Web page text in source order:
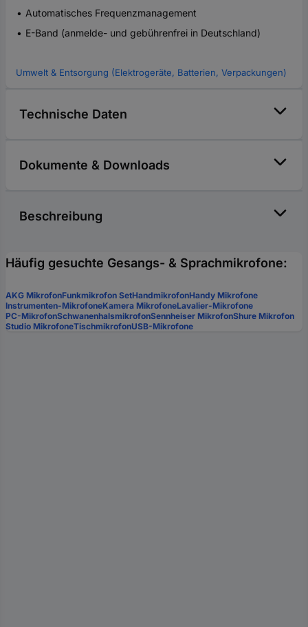
Automatisches Frequenzmanagement
E-Band (anmelde- und gebührenfrei in Deutschland)
Umwelt & Entsorgung (Elektrogeräte, Batterien, Verpackungen)
Technische Daten
Dokumente & Downloads
Beschreibung
Häufig gesuchte Gesangs- & Sprachmikrofone:
AKG MikrofonFunkmikrofon SetHandmikrofonHandy Mikrofone
Instrumenten-MikrofoneKamera MikrofoneLavalier-Mikrofone
PC-MikrofonSchwanenhalsmikrofonSennheiser MikrofonShure Mikrofon
Studio MikrofoneTischmikrofonUSB-Mikrofone